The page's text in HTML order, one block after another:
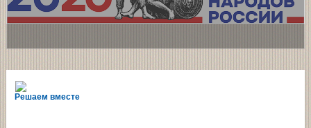
Решаем вместе